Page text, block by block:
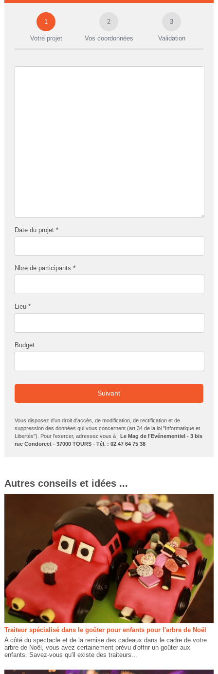
1
Votre projet
2
Vos coordonnées
3
Validation
Date du projet *
Nbre de participants *
Lieu *
Budget
Suivant
Vous disposez d'un droit d'accès, de modification, de rectification et de
suppression des données qui vous concernent (art.34 de la loi "Informatique et
Libertés"). Pour l'exercer, adressez vous à :Le Mag de l'Evénementiel - 3 bis
rue Condorcet - 37000 TOURS - Tél. : 02 47 64 75 38
Autres conseils et idées ...
Traiteur spécialisé dans le goûter pour enfants pour l'arbre de Noël
A côté du spectacle et de la remise des cadeaux dans le cadre de votre
arbre de Noël, vous avez certainement prévu d'offrir un goûter aux
enfants. Savez-vous qu'il existe des traiteurs...